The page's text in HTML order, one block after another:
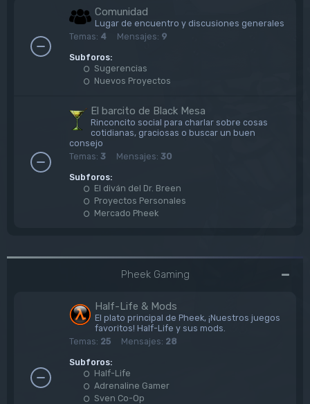
Comunidad
Lugar de encuentro y discusiones generales
Temas: 4 Mensajes: 9
Subforos:
Sugerencias
Nuevos Proyectos
El barcito de Black Mesa
Rinconcito social para charlar sobre cosas
cotidianas, graciosas o buscar un buen
consejo
Temas: 3 Mensajes: 30
Subforos:
El diván del Dr. Breen
Proyectos Personales
Mercado Pheek
Pheek Gaming
Half-Life & Mods
El plato principal de Pheek, ¡Nuestros juegos
favoritos! Half-Life y sus mods.
Temas: 25 Mensajes: 28
Subforos:
Half-Life
Adrenaline Gamer
Sven Co-Op